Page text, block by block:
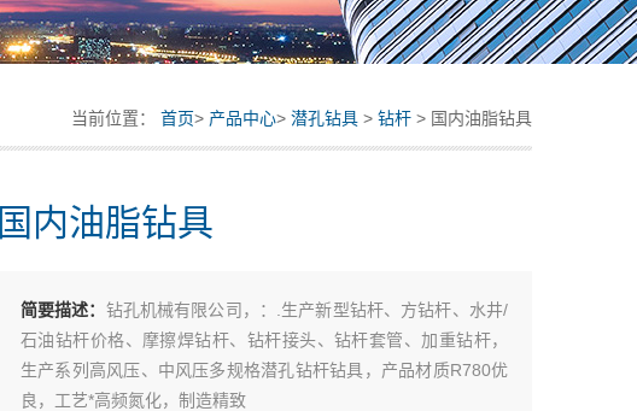
当前位置： 首页> 产品中心> 潜孔钻具 > 钻杆 > 国内油脂钻具
国内油脂钻具
简要描述： 钻孔机械有限公司，：.生产新型钻杆、方钻杆、水井/
石油钻杆价格、摩擦焊钻杆、钻杆接头、钻杆套管、加重钻杆，
生产系列高风压、中风压多规格潜孔钻杆钻具，产品材质R780优
良，工艺*高频氮化，制造精致